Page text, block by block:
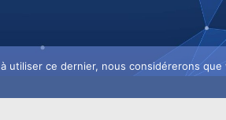
ce dernier, nous considérerons